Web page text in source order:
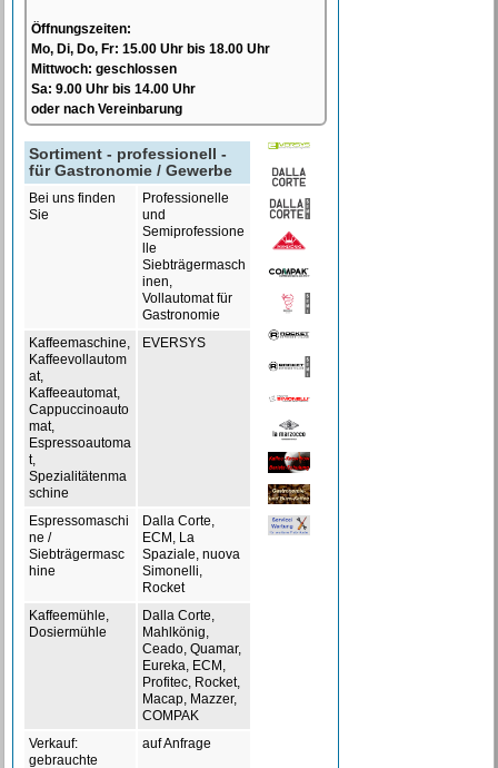
Öffnungszeiten:
Mo, Di, Do, Fr: 15.00 Uhr bis 18.00 Uhr
Mittwoch: geschlossen
Sa: 9.00 Uhr bis 14.00 Uhr
oder nach Vereinbarung
Sortiment - professionell -
für Gastronomie / Gewerbe
Bei uns finden
Sie
Professionelle
und
Semiprofessione
lle
Siebträgermasch
inen,
Vollautomat für
Gastronomie
Kaffeemaschine,
Kaffeevollautom
at,
Kaffeeautomat,
Cappuccinoauto
mat,
Espressoautoma
t,
Spezialitätenma
schine
EVERSYS
Espressomaschi
ne /
Siebträgermasc
hine
Dalla Corte,
ECM, La
Spaziale, nuova
Simonelli,
Rocket
Kaffeemühle,
Dosiermühle
Dalla Corte,
Mahlkönig,
Ceado, Quamar,
Eureka, ECM,
Profitec, Rocket,
Macap, Mazzer,
COMPAK
Verkauf:
gebrauchte
auf Anfrage